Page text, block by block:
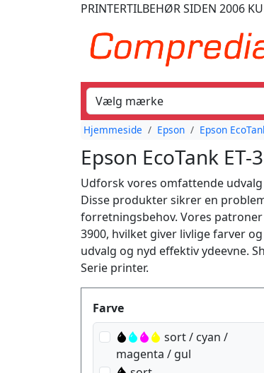
PRINTERTILBEHØRSIDEN 2006
Hjemmeside Epson Epson
Epson EcoTank
Udforsk vores omfattende
Disse produkter sikrer en
forretningsbehov. Vores
3900, hvilket giver livlige farver
udvalg og nyd effektiv ydeevne.
Serie printer.
Produktfilter
Farve
sort / cyan /
magenta / gul